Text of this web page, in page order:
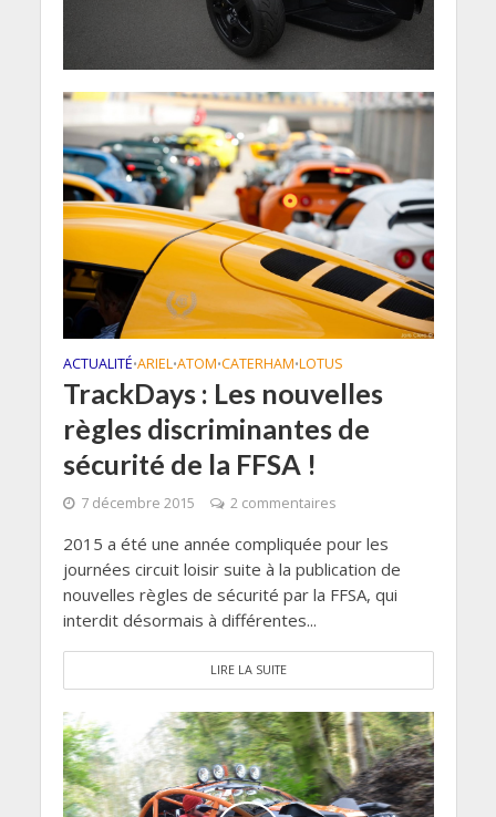
ACTUALITÉ•ARIEL•ATOM•CATERHAM•LOTUS
TrackDays : Les nouvelles
règles discriminantes de
sécurité de la FFSA !
7 décembre 2015 2 commentaires
2015 a été une année compliquée pour les
journées circuit loisir suite à la publication de
nouvelles règles de sécurité par la FFSA, qui
interdit désormais à différentes...
LIRE LA SUITE